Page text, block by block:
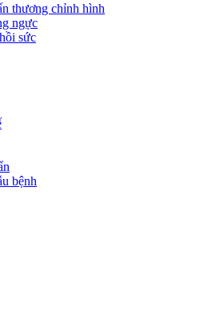
thương chỉnh hình
ngực
sức
bệnh